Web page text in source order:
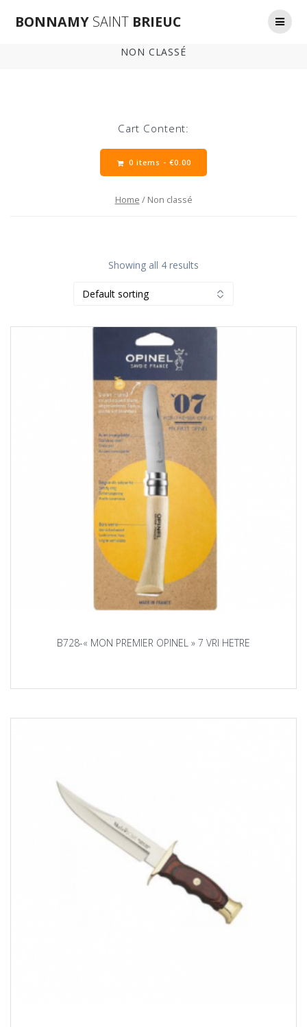
to
BONNAMY SAINT BRIEUC
NON CLASSÉ
Cart Content:
0 items - €0.00
Home / Non classé
Showing all 4 results
B728-« MON PREMIER OPINEL » 7 VRI HETRE